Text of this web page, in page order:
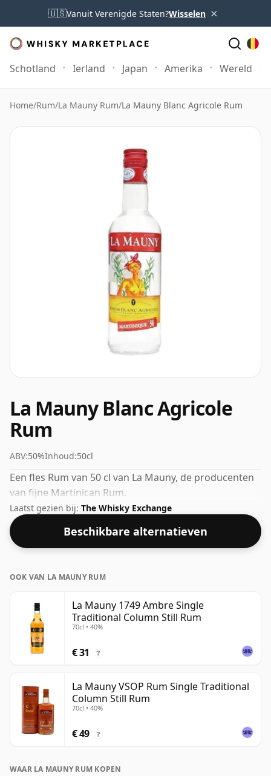
🇺🇸Vanuit Verenigde Staten?Wisselen ×
Schotland Ierland Japan Amerika Wereld
Home/Rum/La Mauny Rum/La Mauny Blanc Agricole Rum
La Mauny Blanc Agricole
Rum
ABV:50%Inhoud:50cl
Een fles Rum van 50 cl van La Mauny, de producenten
van fijne Martinican Rum.
Laatst gezien bij: The Whisky Exchange
Beschikbare alternatieven
OOK VAN LA MAUNY RUM
La Mauny 1749 Ambre Single
Traditional Column Still Rum
70cl • 40%
€ 31 ?
La Mauny VSOP Rum Single Traditional
Column Still Rum
70cl • 40%
€ 49 ?
WAAR LA MAUNY RUM KOPEN